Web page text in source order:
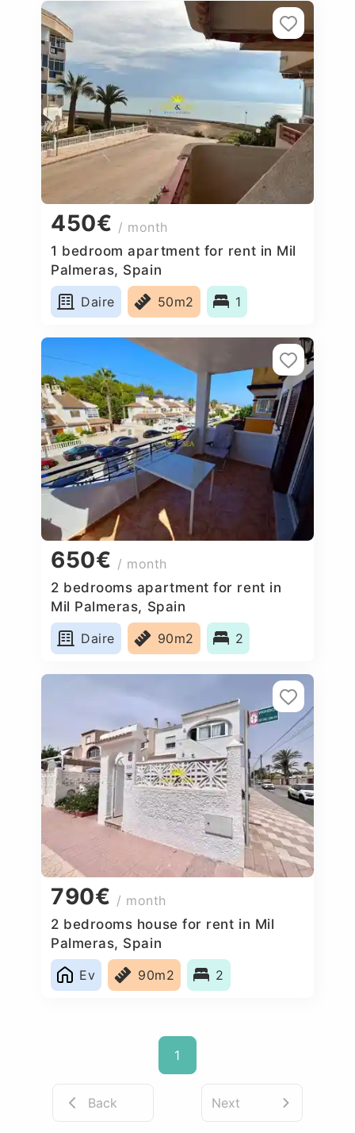
450€ / month
1 bedroom apartment for rent in Mil
Palmeras, Spain
Daire
50m2 1
650€ / month
2 bedrooms apartment for rent in
Mil Palmeras, Spain
Daire
90m2 2
790€ / month
2 bedrooms house for rent in Mil
Palmeras, Spain
Ev
90m2 2
1
Back Next